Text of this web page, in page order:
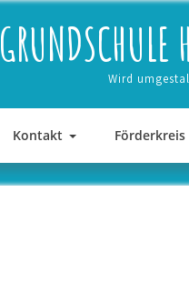
GRUNDSCHULE
Wird
Kontakt Förderkreis